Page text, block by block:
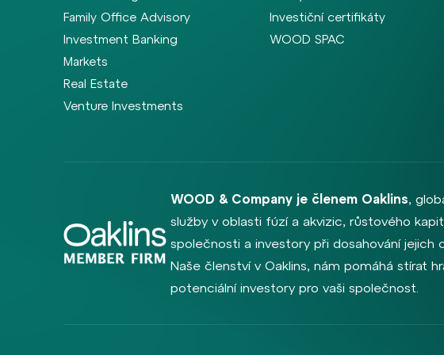
Family Office Advisory
Investment Banking
Markets
Real Estate
Venture Investments
Investiční certifikáty
WOOD SPAC
WOOD & Company je členem Oaklins,
služby v oblasti fúzí a akvizic, růstového
společnosti a investory při dosahování jejich
Naše členství v Oaklins, nám pomáhá stírat
potenciální investory pro vaši společnost.